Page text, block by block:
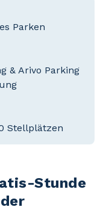
Parken
& Arivo Parking
Stellplätzen
Stunde